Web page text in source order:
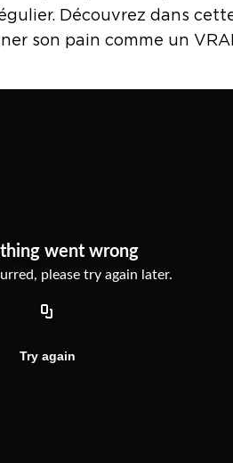
Découvrez dans
son pain comme un